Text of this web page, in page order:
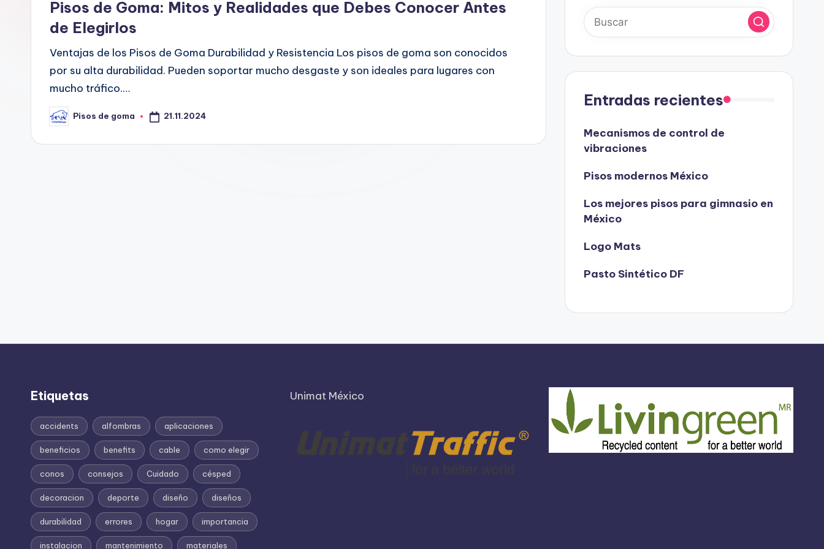
m
Pisos de Goma: Mitos y Realidades que Debes Conocer Antes
de Elegirlos
Ventajas de los Pisos de Goma Durabilidad y Resistencia Los pisos de goma son conocidos
por su alta durabilidad. Pueden soportar mucho desgaste y son ideales para lugares con
mucho tráfico.…
Publicado
por
Pisos de goma 21.11.2024
Entradas recientes
Mecanismos de control de
vibraciones
Pisos modernos México
Los mejores pisos para gimnasio en
México
Logo Mats
Pasto Sintético DF
Etiquetas
accidents alfombras aplicaciones
beneficios benefits cable como elegir
conos consejos Cuidado césped
decoracion deporte diseño diseños
durabilidad errores hogar importancia
instalacion mantenimiento materiales
Unimat México